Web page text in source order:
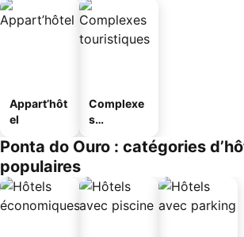
Appart’hôt
el
Complexe
s
s
Ponta do Ouro : catégories
populaires